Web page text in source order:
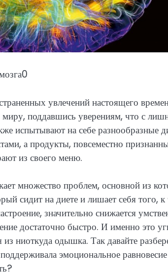
увлечений настоящего
поддавшись уверениям, что с
испытывают на себе
а продукты, повсеместно
из своего меню.
множество проблем, основной из
сидит на диете и лишает себя того,
значительно снижается
достаточно быстро. И именно это
ниоткуда одышка. Так давайте
эмоциональное